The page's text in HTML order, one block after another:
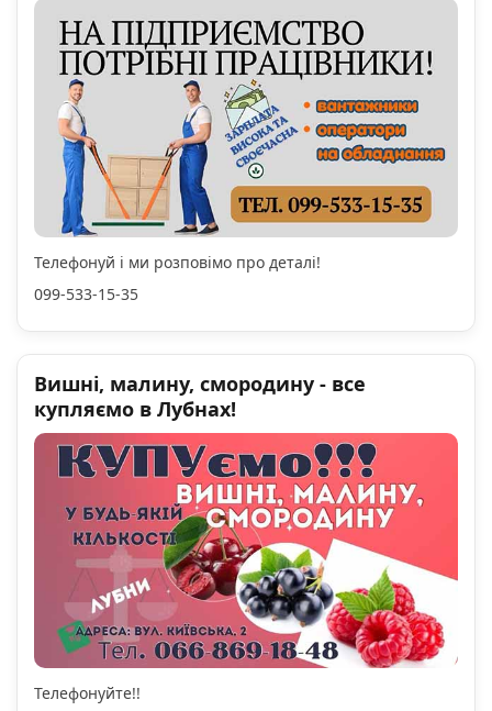
Телефонуй і ми розповімо про деталі!
099-533-15-35
Вишні, малину, смородину - все
купляємо в Лубнах!
Телефонуйте!!